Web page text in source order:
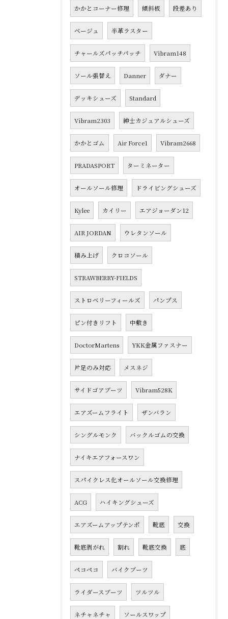
かかとコーナー修理 傾斜板 段差あり
ベージュ 半革ラスター
チャールズパッチパッチ Vibram148
ソール張替え Danner ダナー
デッキシューズ Standard
Vibram2303 紳士カジュアルシューズ
かかとゴム Air Force1 Vibram2668
PRADASPORT ターミネーター
オールソール修理 ドライビングシューズ
Kylee カイリー エアジョーダン12
AIR JORDAN ウレタンソール
積み上げ クロコソール
STRAWBERRY-FIELDS
ストロベリーフィールズ パンプス
ピン付きリフト 中敷き
DoctorMartens YKK金属ファスナー
片足のみ対応 メスネジ
サイドゴアブーツ Vibram528K
エアズームフライト ザンバラン
シングルモンク バックルゴムの交換
ナイキエアフォースワン
スパイクレス化オールソール交換修理
ACG ハイキングシューズ
エアズームアップテンポ 靴底 交換
靴底剥がれ 割れ 靴底交換 底
ペコペコ バイクブーツ
ライダースブーツ ツルツル
ネチャネチャ ソールスワップ